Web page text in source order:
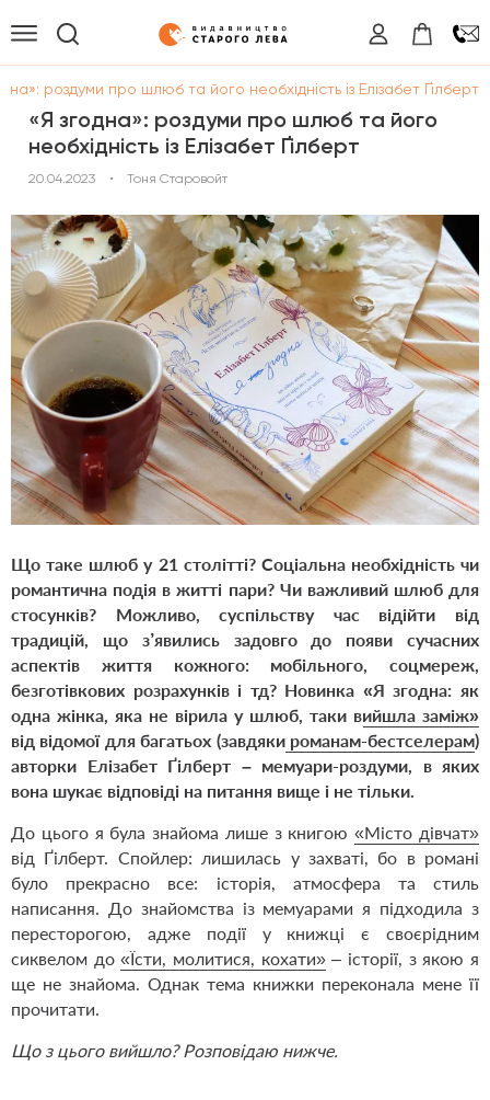
роздуми про шлюб та його необхідність із Елізабет Ґілберт
«Я згодна»: роздуми про шлюб та його
необхідність із Елізабет Ґілберт
20.04.2023 • Тоня Старовойт
Що таке шлюб у 21 столітті? Соціальна необхідність чи
романтична подія в житті пари? Чи важливий шлюб для
стосунків? Можливо, суспільству час відійти від
традицій, що з’явились задовго до появи сучасних
аспектів життя кожного: мобільного, соцмереж,
безготівкових розрахунків і тд? Новинка «Я згодна: як
одна жінка, яка не вірила у шлюб, таки вийшла заміж»
від відомої для багатьох (завдякироманам-бестселерам)
авторки Елізабет Ґілберт – мемуари-роздуми, в яких
вона шукає відповіді на питання вище і не тільки.
До цього я була знайома лише з книгою«Місто дівчат»
від Ґілберт. Спойлер: лишилась у захваті, бо в романі
було прекрасно все: історія, атмосфера та стиль
написання. До знайомства із мемуарами я підходила з
пересторогою, адже події у книжці є своєрідним
сиквелом до«Їсти, молитися, кохати»– історії, з якою я
ще не знайома. Однак тема книжки переконала мене її
прочитати.
Що з цього вийшло? Розповідаю нижче.